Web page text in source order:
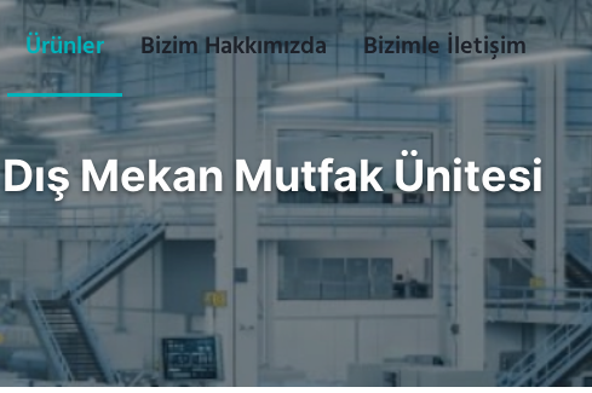
Ürünler Bizim Hakkımızda Bizimle İletişim
Dış Mekan Mutfak Ünitesi